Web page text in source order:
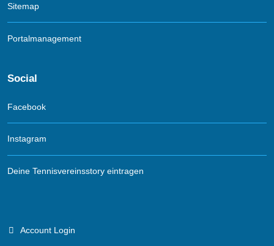
Sitemap
Portalmanagement
Social
Facebook
Instagram
Deine Tennisvereinsstory eintragen
Account Login